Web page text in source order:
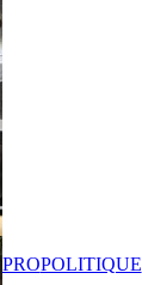
PROPOLITIQUE